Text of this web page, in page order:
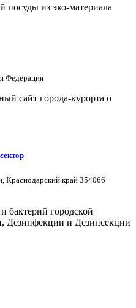
посуды из эко-материала
Федерация
сайт города-курорта о
Краснодарский край 354066
бактерий городской
Дезинфекции и Дезинсекции